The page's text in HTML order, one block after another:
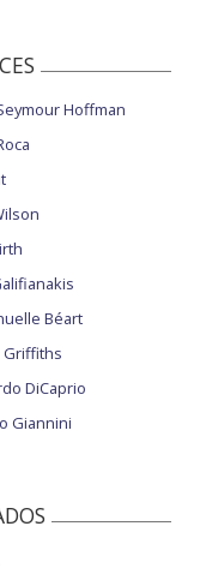
Hoffman
Béart
Griffiths
DiCaprio
Giannini